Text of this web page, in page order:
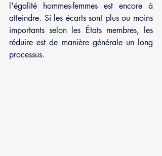
l'égalité hommes-femmes est encore à
atteindre. Si les écarts sont plus ou moins
importants selon les États membres, les
réduire est de manière générale un long
processus.